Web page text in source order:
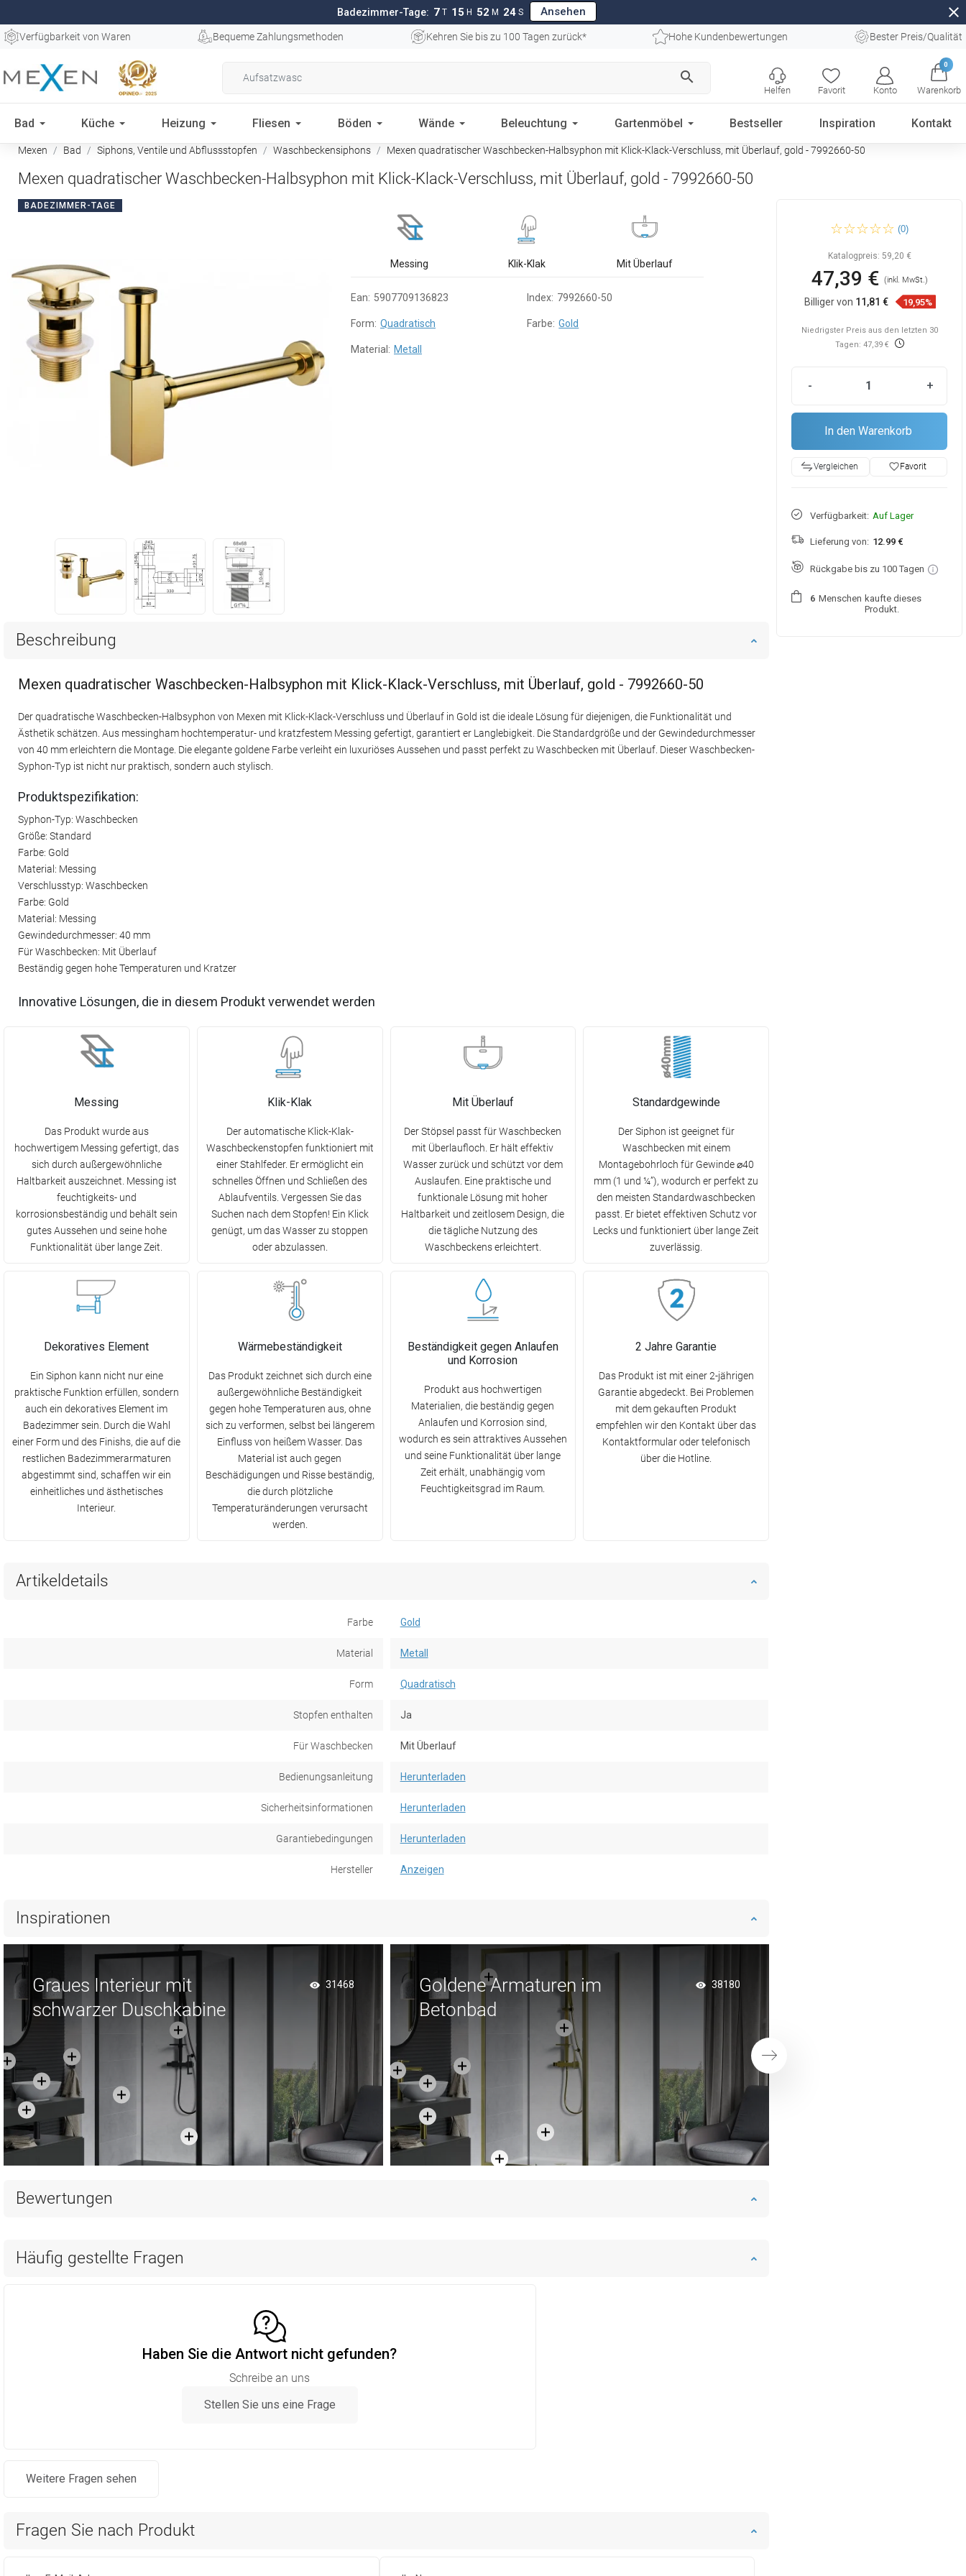
Badezimmer-Tage: 7 T 15 H 52 M 23 S Ansehen close
Verfügbarkeit von Waren Bequeme Zahlungsmethoden Kehren Sie bis zu 100 Tagen zurück* Hohe Kundenbewertungen Bester Preis/Qualität
search
Favorit Konto
0
Warenkorb
Helfen
Bad Küche Heizung Fliesen Böden Wände Beleuchtung Gartenmöbel Bestseller Inspiration Kontakt
Mexen Bad Siphons, Ventile und Abflussstopfen Waschbeckensiphons Mexen quadratischer Waschbecken-Halbsyphon mit Klick-Klack-Verschluss, mit Überlauf, gold - 7992660-50
Mexen quadratischer Waschbecken-Halbsyphon mit Klick-Klack-Verschluss, mit Überlauf, gold - 7992660-50
BADEZIMMER-TAGE
Messing Klik-Klak Mit Überlauf
Ean: 5907709136823 Index: 7992660-50
Form: Quadratisch Farbe: Gold
Material: Metall
Beschreibung
Mexen quadratischer Waschbecken-Halbsyphon mit Klick-Klack-Verschluss, mit Überlauf, gold - 7992660-50
Der quadratische Waschbecken-Halbsyphon von Mexen mit Klick-Klack-Verschluss und Überlauf in Gold ist die ideale Lösung für diejenigen, die Funktionalität und
Ästhetik schätzen. Aus messingham hochtemperatur- und kratzfestem Messing gefertigt, garantiert er Langlebigkeit. Die Standardgröße und der Gewindedurchmesser
von 40 mm erleichtern die Montage. Die elegante goldene Farbe verleiht ein luxuriöses Aussehen und passt perfekt zu Waschbecken mit Überlauf. Dieser Waschbecken-
Syphon-Typ ist nicht nur praktisch, sondern auch stylisch.
Produktspezifikation:
Syphon-Typ: Waschbecken
Größe: Standard
Farbe: Gold
Material: Messing
Verschlusstyp: Waschbecken
Farbe: Gold
Material: Messing
Gewindedurchmesser: 40 mm
Für Waschbecken: Mit Überlauf
Beständig gegen hohe Temperaturen und Kratzer
Innovative Lösungen, die in diesem Produkt verwendet werden
Messing
Das Produkt wurde aus
hochwertigem Messing gefertigt, das
sich durch außergewöhnliche
Haltbarkeit auszeichnet. Messing ist
feuchtigkeits- und
korrosionsbeständig und behält sein
gutes Aussehen und seine hohe
Funktionalität über lange Zeit.
Klik-Klak
Der automatische Klick-Klak-
Waschbeckenstopfen funktioniert mit
einer Stahlfeder. Er ermöglicht ein
schnelles Öffnen und Schließen des
Ablaufventils. Vergessen Sie das
Suchen nach dem Stopfen! Ein Klick
genügt, um das Wasser zu stoppen
oder abzulassen.
Mit Überlauf
Der Stöpsel passt für Waschbecken
mit Überlaufloch. Er hält effektiv
Wasser zurück und schützt vor dem
Auslaufen. Eine praktische und
funktionale Lösung mit hoher
Haltbarkeit und zeitlosem Design, die
die tägliche Nutzung des
Waschbeckens erleichtert.
Standardgewinde
Der Siphon ist geeignet für
Waschbecken mit einem
Montagebohrloch für Gewinde ⌀40
mm (1 und ¼”), wodurch er perfekt zu
den meisten Standardwaschbecken
passt. Er bietet effektiven Schutz vor
Lecks und funktioniert über lange Zeit
zuverlässig.
Dekoratives Element
Ein Siphon kann nicht nur eine
praktische Funktion erfüllen, sondern
auch ein dekoratives Element im
Badezimmer sein. Durch die Wahl
einer Form und des Finishs, die auf die
restlichen Badezimmerarmaturen
abgestimmt sind, schaffen wir ein
einheitliches und ästhetisches
Interieur.
Wärmebeständigkeit
Das Produkt zeichnet sich durch eine
außergewöhnliche Beständigkeit
gegen hohe Temperaturen aus, ohne
sich zu verformen, selbst bei längerem
Einfluss von heißem Wasser. Das
Material ist auch gegen
Beschädigungen und Risse beständig,
die durch plötzliche
Temperaturänderungen verursacht
werden.
Beständigkeit gegen Anlaufen
und Korrosion
Produkt aus hochwertigen
Materialien, die beständig gegen
Anlaufen und Korrosion sind,
wodurch es sein attraktives Aussehen
und seine Funktionalität über lange
Zeit erhält, unabhängig vom
Feuchtigkeitsgrad im Raum.
2 Jahre Garantie
Das Produkt ist mit einer 2-jährigen
Garantie abgedeckt. Bei Problemen
mit dem gekauften Produkt
empfehlen wir den Kontakt über das
Kontaktformular oder telefonisch
über die Hotline.
Artikeldetails
Farbe Gold
Material Metall
Form Quadratisch
Stopfen enthalten Ja
Für Waschbecken Mit Überlauf
Bedienungsanleitung Herunterladen
Sicherheitsinformationen Herunterladen
Garantiebedingungen Herunterladen
Hersteller Anzeigen
Inspirationen
Graues Interieur mit
schwarzer Duschkabine
31468
Goldene Armaturen im
Betonbad
38180
Weiter
Häufig gestellte Fragen
Haben Sie die Antwort nicht gefunden?
Schreibe an uns
Stellen Sie uns eine Frage
Weitere Fragen sehen
Bewertungen
Fragen Sie nach Produkt
Waschbecken-Halbsyphon
mit Überlauf, gold - 7992660-
50
(0)
Katalogpreis: 59,20 €
47,39 € (inkl. MwSt.)
Billiger von 11,81 € 19,95%
Niedrigster Preis aus den letzten 30
Tagen: 47,39 €
- +
In den Warenkorb
Vergleichen favorite_borderFavorit
Verfügbarkeit: Auf Lager
Lieferung von: 12.99 €
Rückgabe bis zu 100 Tagen
6 Menschen kaufte dieses
Produkt.